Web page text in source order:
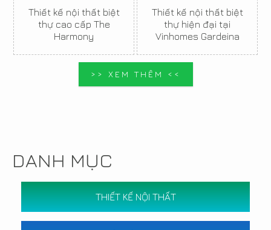
Thiết kế nội thất biệt
thự cao cấp The
Harmony
Thiết kế nội thất biệt
thự hiện đại tại
Vinhomes Gardeina
>> XEM THÊM <<
DANH MỤC
THIẾT KẾ NỘI THẤT